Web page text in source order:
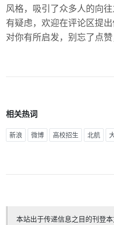
风格，吸引了众多人的向
有疑虑，欢迎在评论区提
对你有所启发，别忘了点赞
相关热词
新浪 微博 高校招生 北航
本站出于传递信息之目的刊登